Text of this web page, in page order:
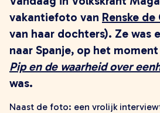
zoeken
vakantiefoto van Renske de
van haar dochters). Ze was
naar Spanje, op het
Pip en de waarheid over
was.
Naast de foto: een vrolijk